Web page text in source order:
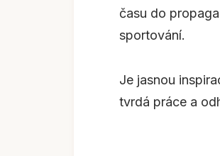
času do
sportování.
Je jasnou
tvrdá práce a